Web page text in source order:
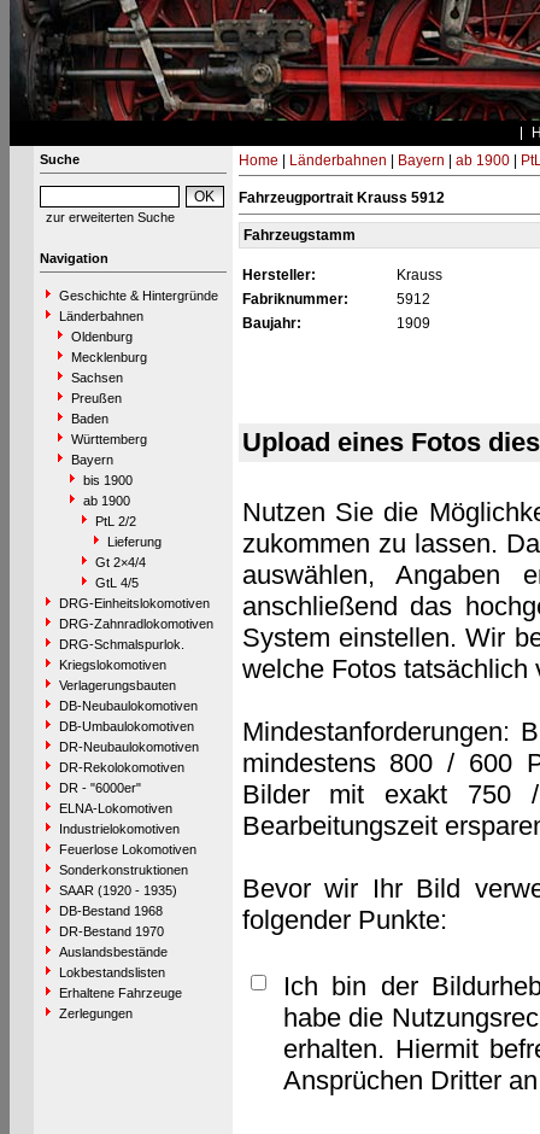
Suche
zur erweiterten Suche
Navigation
Geschichte & Hintergründe
Länderbahnen
Oldenburg
Mecklenburg
Sachsen
Preußen
Baden
Württemberg
Bayern
bis 1900
ab 1900
PtL 2/2
Lieferung
Gt 2×4/4
GtL 4/5
DRG-Einheitslokomotiven
DRG-Zahnradlokomotiven
DRG-Schmalspurlok.
Kriegslokomotiven
Verlagerungsbauten
DB-Neubaulokomotiven
DB-Umbaulokomotiven
DR-Neubaulokomotiven
DR-Rekolokomotiven
DR - "6000er"
ELNA-Lokomotiven
Industrielokomotiven
Feuerlose Lokomotiven
Sonderkonstruktionen
SAAR (1920 - 1935)
DB-Bestand 1968
DR-Bestand 1970
Auslandsbestände
Lokbestandslisten
Erhaltene Fahrzeuge
Zerlegungen
Home Länderbahnen Bayern ab 1900|
Fahrzeugportrait Krauss 5912
Fahrzeugstamm
Hersteller:
Krauss
Fabriknummer:
5912
Baujahr:
1909
Upload eines Fotos
Nutzen Sie die
zukommen zu lassen.
auswählen, Angaben
anschließend das
System einstellen. Wir
welche Fotos tatsächlich
Mindestanforderungen:
mindestens 800 / 600
Bilder mit exakt 750
Bearbeitungszeit
Bevor wir Ihr Bild
folgender Punkte:
Ich bin der
habe die
erhalten. Hiermit
Ansprüchen Dritter